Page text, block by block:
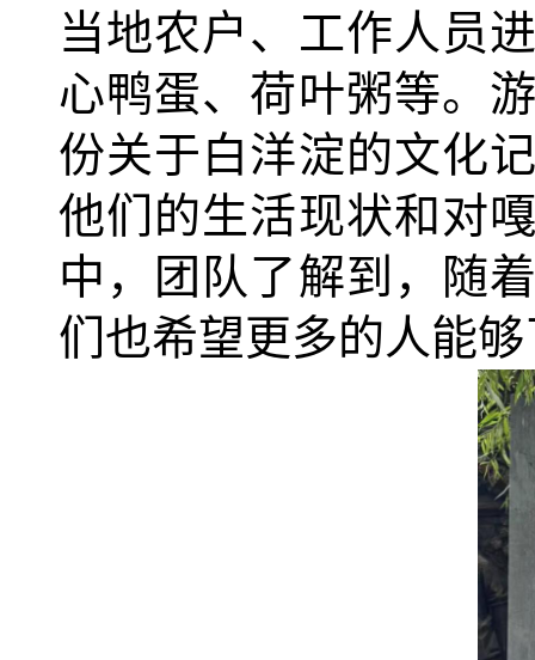
当地农户、工作人员
心鸭蛋、荷叶粥等。
份关于白洋淀的文化
他们的生活现状和对
中，团队了解到，随
们也希望更多的人能